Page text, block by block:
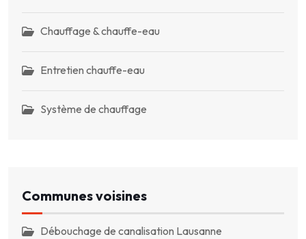
Chauffage & chauffe-eau
Entretien chauffe-eau
Système de chauffage
Communes voisines
Débouchage de canalisation Lausanne